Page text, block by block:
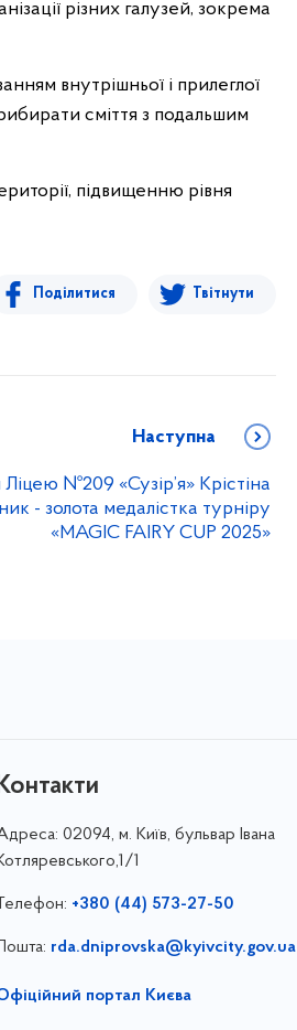
різних галузей, зокрема
внутрішньої і прилеглої
сміття з подальшим
підвищенню рівня
Поділитися Твітнути
Наступна
№209 «Сузір’я» Крістіна
- золота медалістка турніру
«MAGIC FAIRY CUP 2025»
02094, м. Київ, бульвар Івана
1
Телефон: +380 (44) 573-27-50
rda.dniprovska@kyivcity.gov.ua
портал Києва